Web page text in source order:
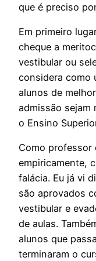
que é preciso
Em primeiro
cheque a
vestibular ou
considera como
alunos de
admissão sejam
o Ensino
Como professor
empiricamente,
falácia. Eu já vi
são aprovados
vestibular e
de aulas.
alunos que
terminaram o